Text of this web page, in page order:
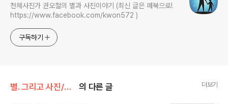
천체사진가 권오철의 별과 사진이야기 (최신 글은 페북으로!
https://www.facebook.com/kwon572 )
구독하기
별. 그리고 사진/소백산천문대 의 다른 글 더보기